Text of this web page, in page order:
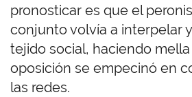
pronosticar es que el
conjunto volvía a interpelar
tejido social, haciendo
oposición se empecinó en
las redes.